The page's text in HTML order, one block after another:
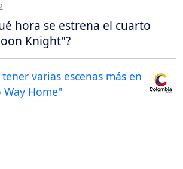
hora se estrena el cuarto
Knight"?